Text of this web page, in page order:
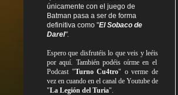
únicamente con el juego de
Batman pasa a ser de forma
definitiva como "El Sobaco de
Darel".
Espero que disfrutéis lo queveis yleéis
por aquí. También podéis oírme en el
Podcast "Turno Cu4tro" o verme de
vez en cuando en el canal de Youtube de
"La Legión del Turia".